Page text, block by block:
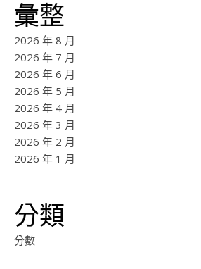
彙整
2026 年 8 月
2026 年 7 月
2026 年 6 月
2026 年 5 月
2026 年 4 月
2026 年 3 月
2026 年 2 月
2026 年 1 月
分類
分數